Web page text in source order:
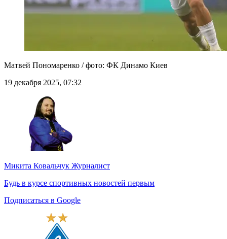
Матвей Пономаренко / фото: ФК Динамо Киев
19 декабря 2025, 07:32
Микита Ковальчук Журналист
Будь в курсе спортивных новостей первым
Подписаться в Google